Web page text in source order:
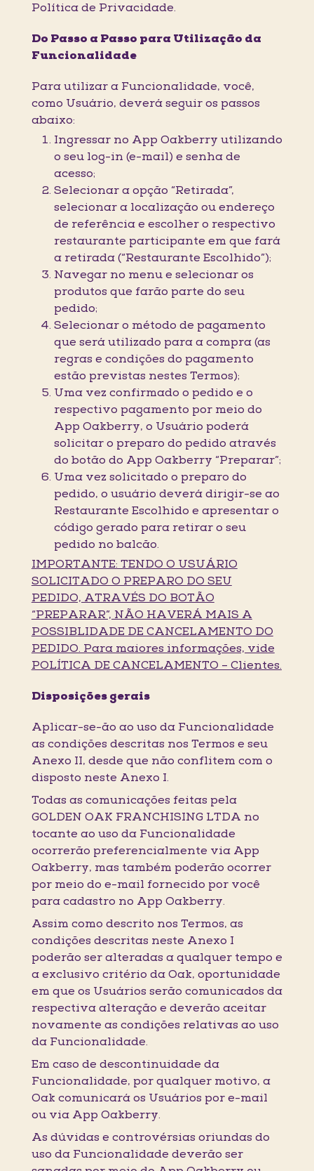
Política de Privacidade.
Do Passo a Passo para Utilização da
Funcionalidade
Para utilizar a Funcionalidade, você,
como Usuário, deverá seguir os passos
abaixo:
Ingressar no App Oakberry utilizando
o seu log-in (e-mail) e senha de
acesso;
Selecionar a opção “Retirada”,
selecionar a localização ou endereço
de referência e escolher o respectivo
restaurante participante em que fará
a retirada (“Restaurante Escolhido”);
Navegar no menu e selecionar os
produtos que farão parte do seu
pedido;
Selecionar o método de pagamento
que será utilizado para a compra (as
regras e condições do pagamento
estão previstas nestes Termos);
Uma vez confirmado o pedido e o
respectivo pagamento por meio do
App Oakberry, o Usuário poderá
solicitar o preparo do pedido através
do botão do App Oakberry “Preparar”;
Uma vez solicitado o preparo do
pedido, o usuário deverá dirigir-se ao
Restaurante Escolhido e apresentar o
código gerado para retirar o seu
pedido no balcão.
IMPORTANTE: TENDO O USUÁRIO
SOLICITADO O PREPARO DO SEU
PEDIDO, ATRAVÉS DO BOTÃO
“PREPARAR”, NÃO HAVERÁ MAIS A
POSSIBLIDADE DE CANCELAMENTO DO
PEDIDO. Para maiores informações, vide
POLÍTICA DE CANCELAMENTO – Clientes.
Disposições gerais
Aplicar-se-ão ao uso da Funcionalidade
as condições descritas nos Termos e seu
Anexo II, desde que não conflitem com o
disposto neste Anexo I.
Todas as comunicações feitas pela
GOLDEN OAK FRANCHISING LTDA no
tocante ao uso da Funcionalidade
ocorrerão preferencialmente via App
Oakberry, mas também poderão ocorrer
por meio do e-mail fornecido por você
para cadastro no App Oakberry.
Assim como descrito nos Termos, as
condições descritas neste Anexo I
poderão ser alteradas a qualquer tempo e
a exclusivo critério da Oak, oportunidade
em que os Usuários serão comunicados da
respectiva alteração e deverão aceitar
novamente as condições relativas ao uso
da Funcionalidade.
Em caso de descontinuidade da
Funcionalidade, por qualquer motivo, a
Oak comunicará os Usuários por e-mail
ou via App Oakberry.
As dúvidas e controvérsias oriundas do
uso da Funcionalidade deverão ser